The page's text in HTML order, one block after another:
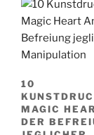
10
MAGIC
DER